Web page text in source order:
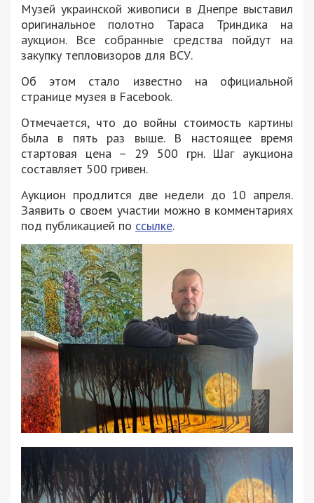
Музей украинской живописи в Днепре выставил
оригинальное полотно Тараса Триндика на
аукцион. Все собранные средства пойдут на
закупку тепловизоров для ВСУ.
Об этом стало известно на официальной
странице музея в Facebook.
Отмечается, что до войны стоимость картины
была в пять раз выше. В настоящее время
стартовая цена – 29 500 грн. Шаг аукциона
составляет 500 гривен.
Аукцион продлится две недели до 10 апреля.
Заявить о своем участии можно в комментариях
под публикацией по ссылке.